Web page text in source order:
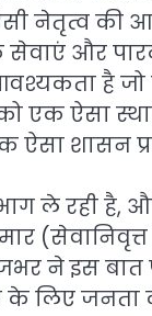
ऐसी नेतृत्व
और
है
एक ऐसा
ऐसा शासन
ले रही है,
ने इस
लिए जनता